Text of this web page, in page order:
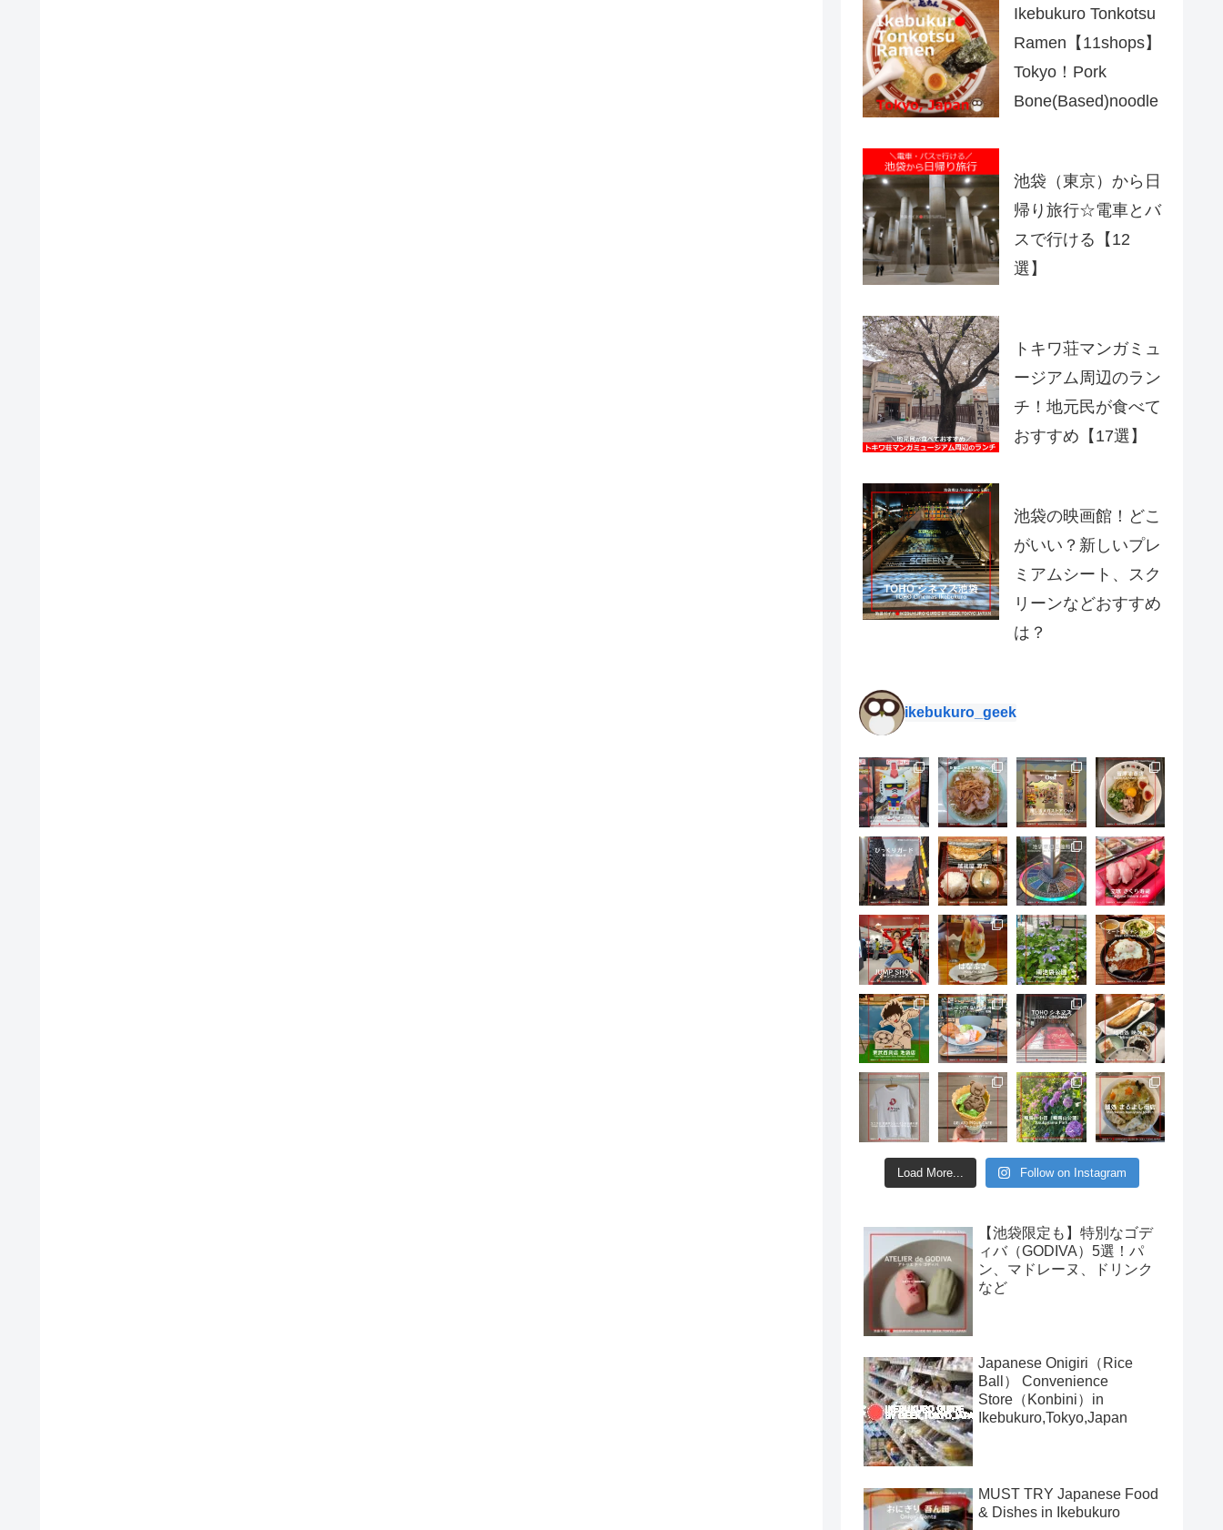
Ikebukuro Tonkotsu
Ramen【11shops】
Tokyo！Pork
Bone(Based)noodle
池袋（東京）から日
帰り旅行☆電車とバ
スで行ける【12
選】
トキワ荘マンガミュ
ージアム周辺のラン
チ！地元民が食べて
おすすめ【17選】
池袋の映画館！どこ
がいい？新しいプレ
ミアムシート、スク
リーンなどおすすめ
は？
ikebukuro_geek
Load More... Follow on Instagram
【池袋限定も】特別なゴデ
ィバ（GODIVA）5選！パ
ン、マドレーヌ、ドリンク
など
Japanese Onigiri（Rice
Ball） Convenience
Store（Konbini）in
Ikebukuro,Tokyo,Japan
MUST TRY Japanese Food
& Dishes in Ikebukuro